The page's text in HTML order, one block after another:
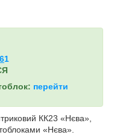
1
перейти
КК23 «Нєва»,
«Нєва».